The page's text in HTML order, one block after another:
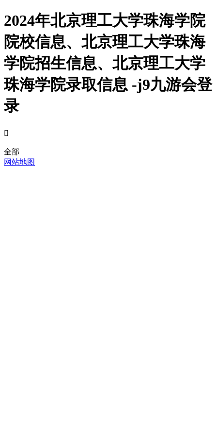
2024年北京理工大学珠海学院
院校信息、北京理工大学珠海
学院招生信息、北京理工大学
珠海学院录取信息 -j9九游会登
录

全部
网站地图